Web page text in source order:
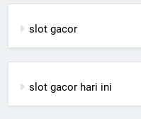
slot gacor
slot gacor hari ini